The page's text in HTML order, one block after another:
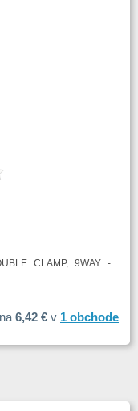
CLAMP, 9WAY -
6,42 € v 1 obchode